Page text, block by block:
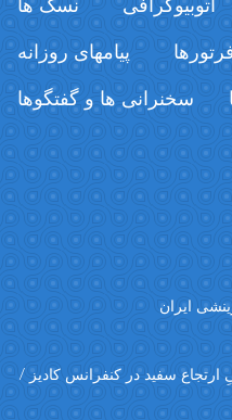
اتوبیوگرافی نسک ها
پیامهای روزانه
سخنرانی ها و گفتگوها
ایران
سفید در کنفرانس کادیز /